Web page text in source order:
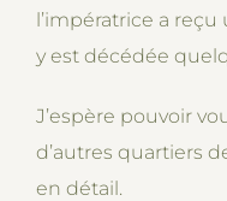
l’impératrice a
y est décédée
J’espère pouvoir
d’autres quartiers
en détail.